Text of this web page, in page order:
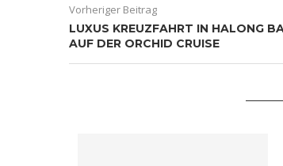
Vorheriger Beitrag
LUXUS KREUZFAHRT IN HALONG
AUF DER ORCHID CRUISE